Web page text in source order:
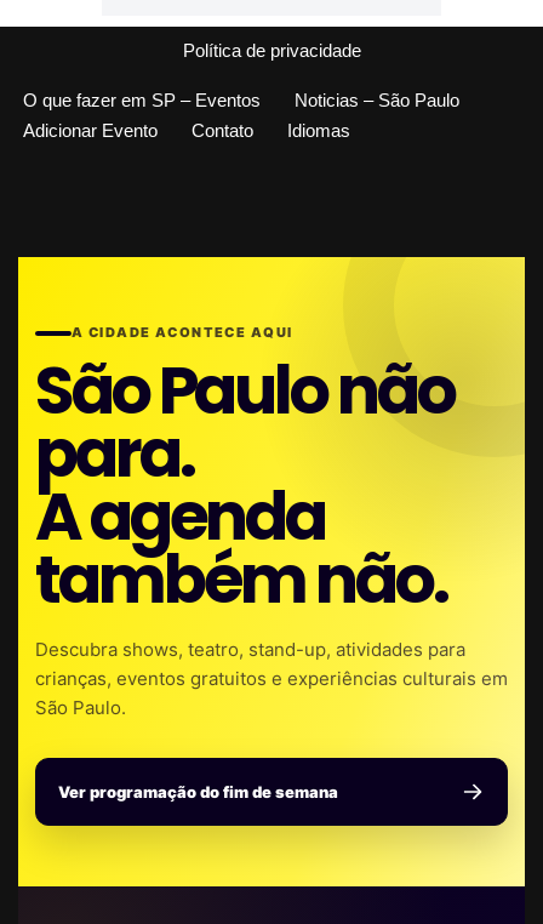
Política de privacidade
O que fazer em SP – Eventos
Noticias – São Paulo
Adicionar Evento
Contato Idiomas
A CIDADE ACONTECE AQUI
São Paulo não
para.
A agenda
também não.
Descubra shows, teatro, stand-up, atividades para
crianças, eventos gratuitos e experiências culturais em
São Paulo.
Ver programação do fim de semana